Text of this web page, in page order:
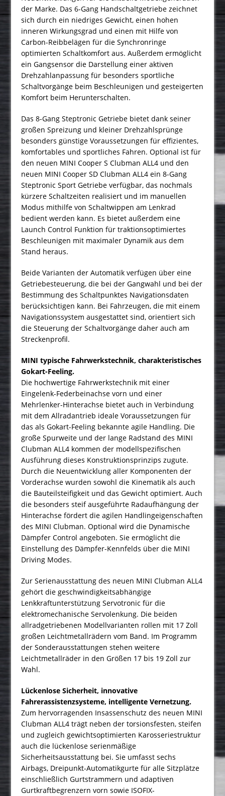
der Marke. Das 6-Gang Handschaltgetriebe zeichnet
sich durch ein niedriges Gewicht, einen hohen
inneren Wirkungsgrad und einen mit Hilfe von
Carbon-Reibbelägen für die Synchronringe
optimierten Schaltkomfort aus. Außerdem ermöglicht
ein Gangsensor die Darstellung einer aktiven
Drehzahlanpassung für besonders sportliche
Schaltvorgänge beim Beschleunigen und gesteigerten
Komfort beim Herunterschalten.
Das 8-Gang Steptronic Getriebe bietet dank seiner
großen Spreizung und kleiner Drehzahlsprünge
besonders günstige Voraussetzungen für effizientes,
komfortables und sportliches Fahren. Optional ist für
den neuen MINI Cooper S Clubman ALL4 und den
neuen MINI Cooper SD Clubman ALL4 ein 8-Gang
Steptronic Sport Getriebe verfügbar, das nochmals
kürzere Schaltzeiten realisiert und im manuellen
Modus mithilfe von Schaltwippen am Lenkrad
bedient werden kann. Es bietet außerdem eine
Launch Control Funktion für traktionsoptimiertes
Beschleunigen mit maximaler Dynamik aus dem
Stand heraus.
Beide Varianten der Automatik verfügen über eine
Getriebesteuerung, die bei der Gangwahl und bei der
Bestimmung des Schaltpunktes Navigationsdaten
berücksichtigen kann. Bei Fahrzeugen, die mit einem
Navigationssystem ausgestattet sind, orientiert sich
die Steuerung der Schaltvorgänge daher auch am
Streckenprofil.
MINI typische Fahrwerkstechnik, charakteristisches
Gokart-Feeling.
Die hochwertige Fahrwerkstechnik mit einer
Eingelenk-Federbeinachse vorn und einer
Mehrlenker-Hinterachse bietet auch in Verbindung
mit dem Allradantrieb ideale Voraussetzungen für
das als Gokart-Feeling bekannte agile Handling. Die
große Spurweite und der lange Radstand des MINI
Clubman ALL4 kommen der modellspezifischen
Ausführung dieses Konstruktionsprinzips zugute.
Durch die Neuentwicklung aller Komponenten der
Vorderachse wurden sowohl die Kinematik als auch
die Bauteilsteifigkeit und das Gewicht optimiert. Auch
die besonders steif ausgeführte Radaufhängung der
Hinterachse fördert die agilen Handlingeigenschaften
des MINI Clubman. Optional wird die Dynamische
Dämpfer Control angeboten. Sie ermöglicht die
Einstellung des Dämpfer-Kennfelds über die MINI
Driving Modes.
Zur Serienausstattung des neuen MINI Clubman ALL4
gehört die geschwindigkeitsabhängige
Lenkkraftunterstützung Servotronic für die
elektromechanische Servolenkung. Die beiden
allradgetriebenen Modellvarianten rollen mit 17 Zoll
großen Leichtmetallrädern vom Band. Im Programm
der Sonderausstattungen stehen weitere
Leichtmetallräder in den Größen 17 bis 19 Zoll zur
Wahl.
Lückenlose Sicherheit, innovative
Fahrerassistenzsysteme, intelligente Vernetzung.
Zum hervorragenden Insassenschutz des neuen MINI
Clubman ALL4 trägt neben der torsionsfesten, steifen
und zugleich gewichtsoptimierten Karosseriestruktur
auch die lückenlose serienmäßige
Sicherheitsausstattung bei. Sie umfasst sechs
Airbags, Dreipunkt-Automatikgurte für alle Sitzplätze
einschließlich Gurtstrammern und adaptiven
Gurtkraftbegrenzern vorn sowie ISOFIX-